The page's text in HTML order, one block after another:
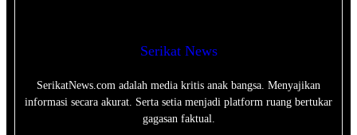
Serikat News
SerikatNews.com adalah media kritis anak bangsa. Menyajikan
informasi secara akurat. Serta setia menjadi platform ruang bertukar
gagasan faktual.